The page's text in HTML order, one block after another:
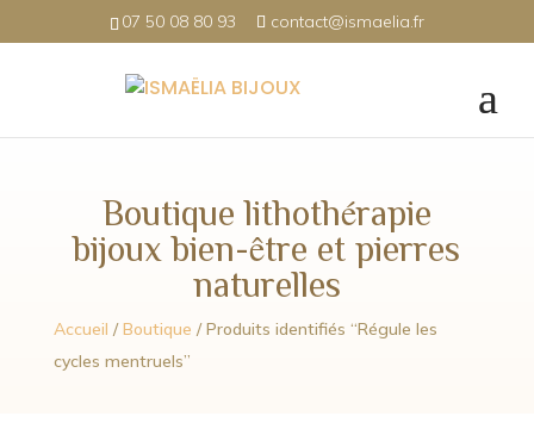
07 50 08 80 93 contact@ismaelia.fr
Boutique lithothérapie
bijoux bien-être et pierres
naturelles
Accueil /Boutique / Produits identifiés “Régule les
cycles mentruels”